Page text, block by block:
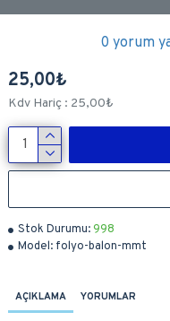
Stok Durumu: 998
Model: folyo-balon-mmt
0 yorum
25,00₺
Kdv Hariç : 25,00₺
AÇIKLAMA YORUMLAR